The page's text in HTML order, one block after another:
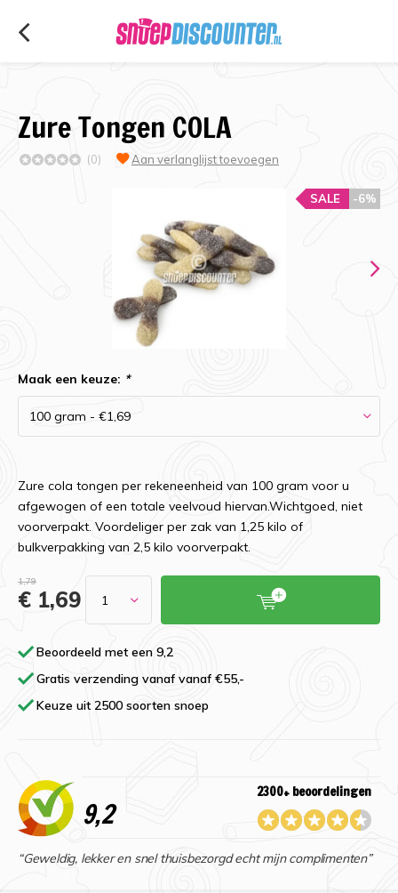
Zure Tongen COLA
(0) Aan verlanglijst toevoegen
-6%
SALE
Maak een keuze: *
Zure cola tongen per rekeneenheid van 100 gram voor u
afgewogen of een totale veelvoud hiervan.Wichtgoed, niet
voorverpakt. Voordeliger per zak van 1,25 kilo of
bulkverpakking van 2,5 kilo voorverpakt.
1,79
€ 1,69
Beoordeeld met een 9,2
Gratis verzending vanaf vanaf €55,-
Keuze uit 2500 soorten snoep
9,2
2300+ beoordelingen
“Geweldig, lekker en snel thuisbezorgd echt mijn complimenten”